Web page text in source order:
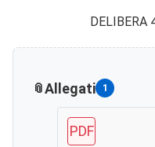
DELIBERA
Allegati 1
PDF